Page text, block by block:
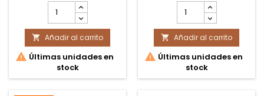
cantidad
del
producto
Crema
Skala
Mais
Lisos
1kg
 Añadir al carrito
 Últimas unidades en
stock
cantidad
del
producto
Crema
Skala
Abacate
1kg
 Añadir al carrito
 Últimas unidades en
stock